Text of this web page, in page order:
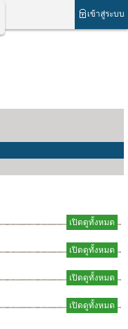
เข้าสู่ระบบ
เปิดดูทั้งหมด
เปิดดูทั้งหมด
เปิดดูทั้งหมด
เปิดดูทั้งหมด